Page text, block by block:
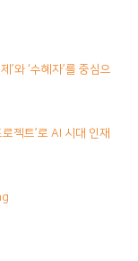
’와 ‘수혜자’를 중심으
젝트’로 AI 시대 인재